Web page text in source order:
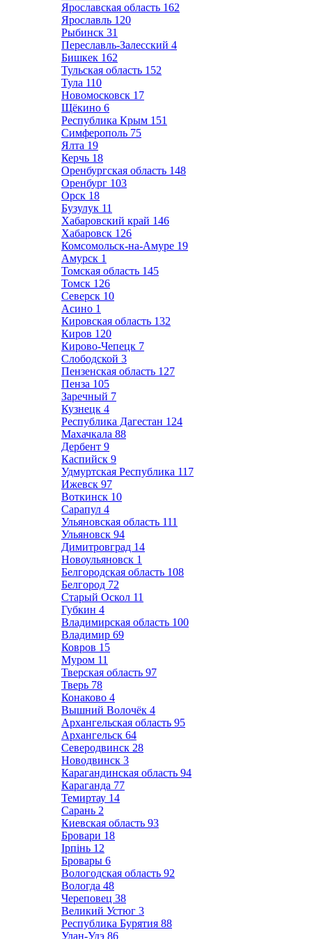
Ярославская область 162
Ярославль 120
Рыбинск 31
Переславль-Залесский 4
Бишкек 162
Тульская область 152
Тула 110
Новомосковск 17
Щёкино 6
Республика Крым 151
Симферополь 75
Ялта 19
Керчь 18
Оренбургская область 148
Оренбург 103
Орск 18
Бузулук 11
Хабаровский край 146
Хабаровск 126
Комсомольск-на-Амуре 19
Амурск 1
Томская область 145
Томск 126
Северск 10
Асино 1
Кировская область 132
Киров 120
Кирово-Чепецк 7
Слободской 3
Пензенская область 127
Пенза 105
Заречный 7
Кузнецк 4
Республика Дагестан 124
Махачкала 88
Дербент 9
Каспийск 9
Удмуртская Республика 117
Ижевск 97
Воткинск 10
Сарапул 4
Ульяновская область 111
Ульяновск 94
Димитровград 14
Новоульяновск 1
Белгородская область 108
Белгород 72
Старый Оскол 11
Губкин 4
Владимирская область 100
Владимир 69
Ковров 15
Муром 11
Тверская область 97
Тверь 78
Конаково 4
Вышний Волочёк 4
Архангельская область 95
Архангельск 64
Северодвинск 28
Новодвинск 3
Карагандинская область 94
Караганда 77
Темиртау 14
Сарань 2
Киевская область 93
Бровари 18
Ірпінь 12
Бровары 6
Вологодская область 92
Вологда 48
Череповец 38
Великий Устюг 3
Республика Бурятия 88
Улан-Удэ 86